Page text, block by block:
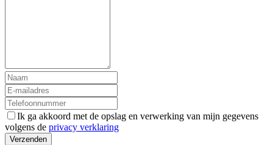
Ik ga akkoord met de opslag en verwerking van mijn gegevens
volgens de privacy verklaring
Verzenden